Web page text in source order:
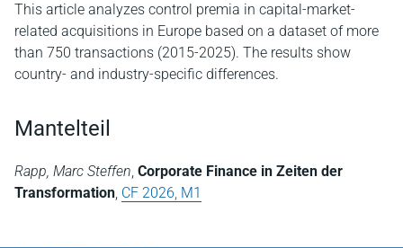
This article analyzes control premia in capital-market-
related acquisitions in Europe based on a dataset of more
than 750 transactions (2015-2025). The results show
country- and industry-specific differences.
Mantelteil
Rapp, Marc Steffen, Corporate Finance in Zeiten der
Transformation, CF 2026, M1